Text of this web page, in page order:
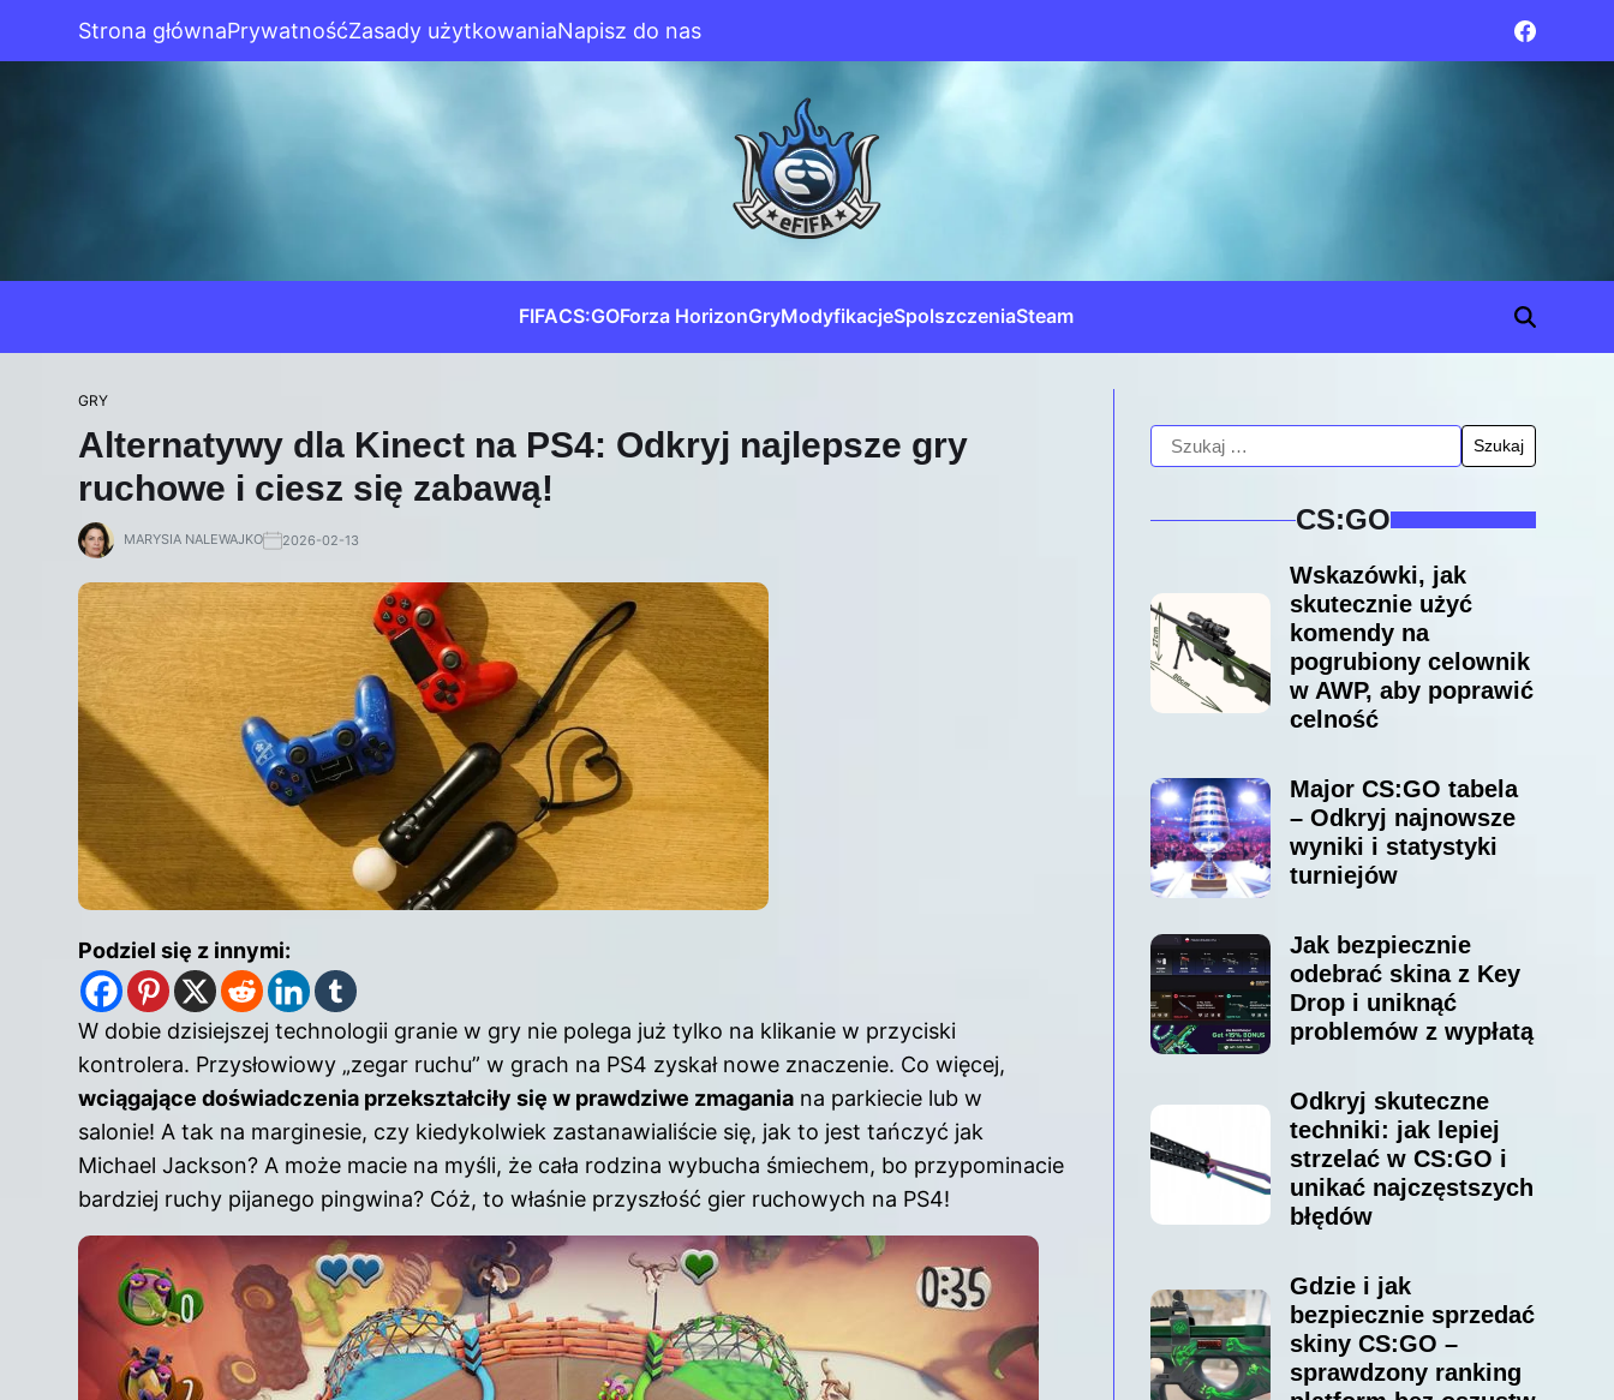
Strona głównaPrywatnośćZasady użytkowaniaNapisz do nas
FIFACS:GOForza HorizonGryModyfikacjeSpolszczeniaSteam
GRY
Alternatywy dla Kinect na PS4: Odkryj najlepsze gry
ruchowe i ciesz się zabawą!
MARYSIA NALEWAJKO 2026-02-13
Podziel się z innymi:
W dobie dzisiejszej technologii granie w gry nie polega już tylko na klikanie w przyciski
kontrolera. Przysłowiowy „zegar ruchu” w grach na PS4 zyskał nowe znaczenie. Co więcej,
wciągające doświadczenia przekształciły się w prawdziwe zmagania na parkiecie lub w
salonie! A tak na marginesie, czy kiedykolwiek zastanawialiście się, jak to jest tańczyć jak
Michael Jackson? A może macie na myśli, że cała rodzina wybucha śmiechem, bo przypominacie
bardziej ruchy pijanego pingwina? Cóż, to właśnie przyszłość gier ruchowych na PS4!
CS:GO
Wskazówki, jak
skutecznie użyć
komendy na
pogrubiony celownik
w AWP, aby poprawić
celność
Major CS:GO tabela
– Odkryj najnowsze
wyniki i statystyki
turniejów
Jak bezpiecznie
odebrać skina z Key
Drop i uniknąć
problemów z wypłatą
Odkryj skuteczne
techniki: jak lepiej
strzelać w CS:GO i
unikać najczęstszych
błędów
Gdzie i jak
bezpiecznie sprzedać
skiny CS:GO –
sprawdzony ranking